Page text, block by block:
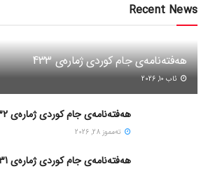
Recent News
هەفتەنامەی جام کوردی ژمارەی 433
ئاب 10, 2026
هەفتەنامەی جام کوردی ژمارەی 432
ته‌مموز 28, 2026
هەفتەنامەی جام کوردی ژمارەی 431